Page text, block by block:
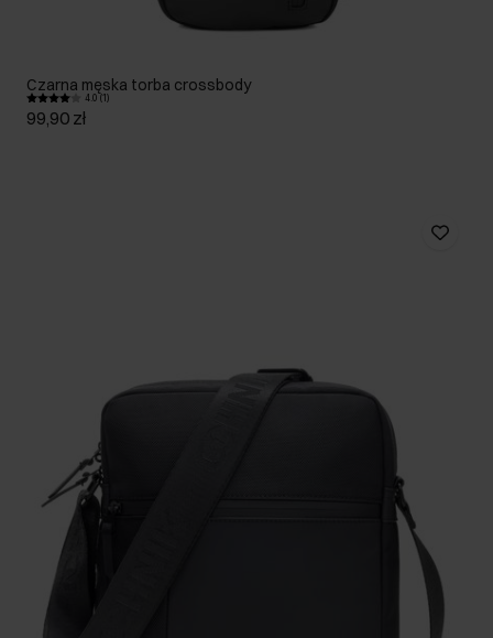
Czarna męska torba crossbody
4.0 (1)
99,90 zł